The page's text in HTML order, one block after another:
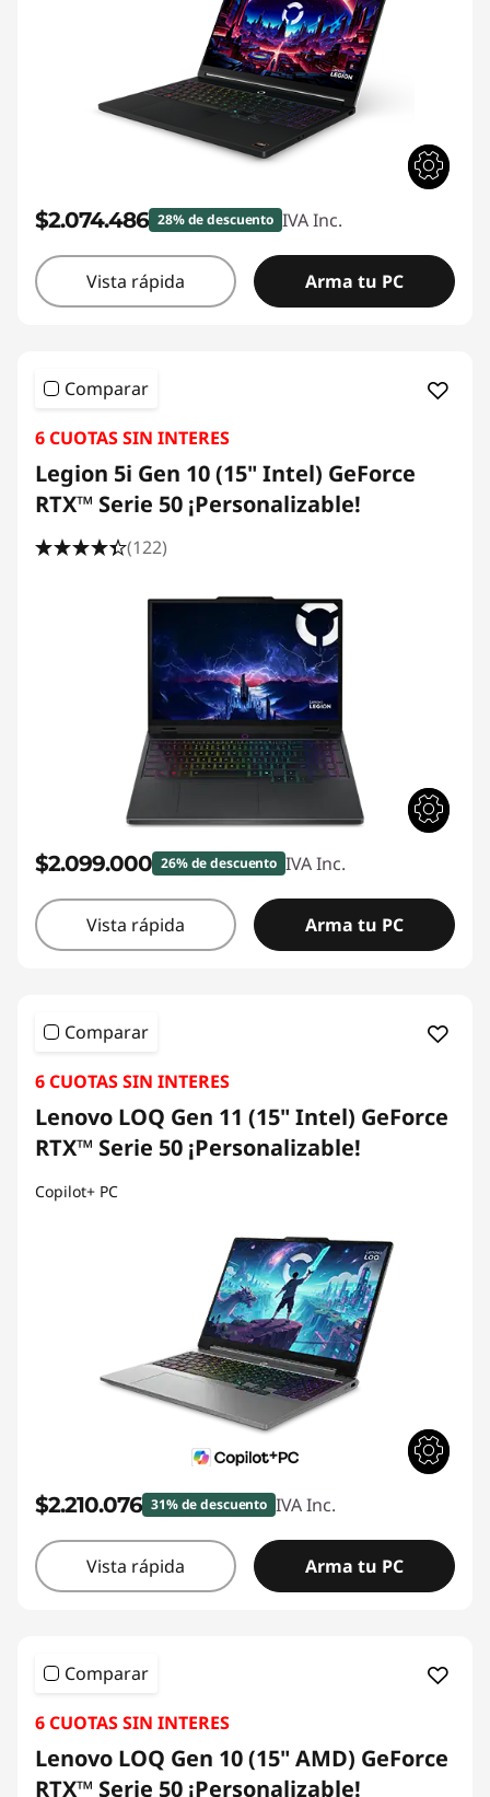
$2.074.486 28% de descuento IVA Inc.
Vista rápida Arma tu PC
Comparar
6 CUOTAS SIN INTERES
Legion 5i Gen 10 (15" Intel) GeForce
RTX™ Serie 50 ¡Personalizable!
(122)
$2.099.000 26% de descuento IVA Inc.
Vista rápida Arma tu PC
Comparar
6 CUOTAS SIN INTERES
Lenovo LOQ Gen 11 (15" Intel) GeForce
RTX™ Serie 50 ¡Personalizable!
Copilot+ PC
$2.210.076 31% de descuento IVA Inc.
Vista rápida Arma tu PC
Comparar
6 CUOTAS SIN INTERES
Lenovo LOQ Gen 10 (15" AMD) GeForce
RTX™ Serie 50 ¡Personalizable!